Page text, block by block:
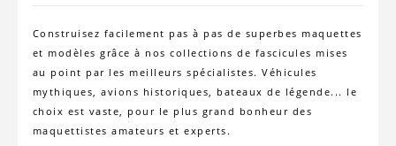
Construisez facilement pas à pas de superbes maquettes
et modèles grâce à nos collections de fascicules mises
au point par les meilleurs spécialistes. Véhicules
mythiques, avions historiques, bateaux de légende... le
choix est vaste, pour le plus grand bonheur des
maquettistes amateurs et experts.